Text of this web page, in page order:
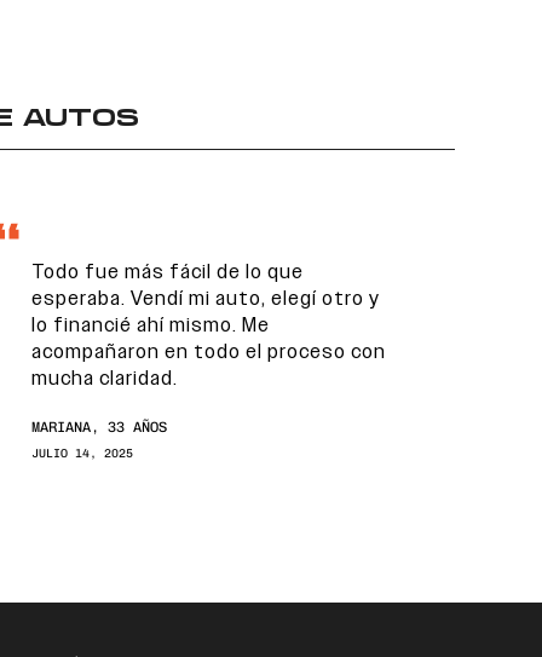
AUTOS
Todo fue más fácil de lo que
esperaba. Vendí mi auto, elegí otro y
lo financié ahí mismo. Me
acompañaron en todo el proceso con
mucha claridad.
MARIANA, 33 AÑOS
JULIO 14, 2025